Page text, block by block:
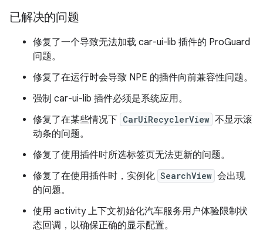
已解决的问题
修复了一个导致无法加载 car-ui-lib 插件的 ProGuard
问题。
修复了在运行时会导致 NPE 的插件向前兼容性问题。
强制 car-ui-lib 插件必须是系统应用。
修复了在某些情况下 CarUiRecyclerView 不显示滚
动条的问题。
修复了使用插件时所选标签页无法更新的问题。
修复了在使用插件时，实例化 SearchView 会出现
的问题。
使用 activity 上下文初始化汽车服务用户体验限制状
态回调，以确保正确的显示配置。